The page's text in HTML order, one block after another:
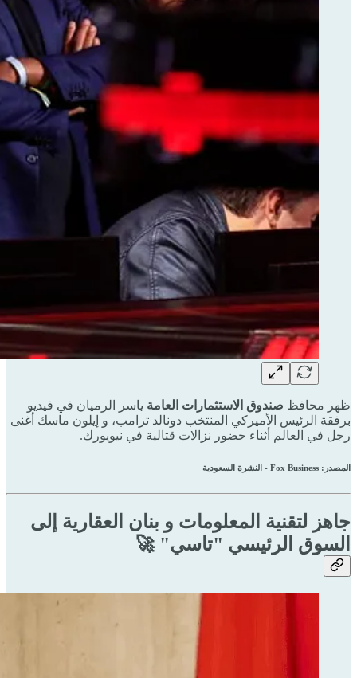
ظهر محافظ صندوق الاستثمارات العامة ياسر الرميان في فيديو
برفقة الرئيس الأميركي المنتخب دونالد ترامب، و إيلون ماسك أغنى
رجل في العالم أثناء حضور نزالات قتالية في نيويورك.
المصدر: Fox Business - النشرة السعودية
جاهز لتقنية المعلومات و بنان العقارية إلى
السوق الرئيسي "تاسي" 🚀